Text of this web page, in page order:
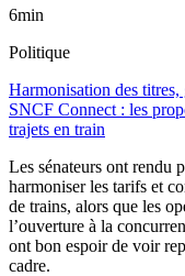
6min
Politique
Harmonisation des titres,
SNCF Connect : les
trajets en train
Les sénateurs ont rendu
harmoniser les tarifs et
de trains, alors que les
l’ouverture à la
ont bon espoir de voir
cadre.